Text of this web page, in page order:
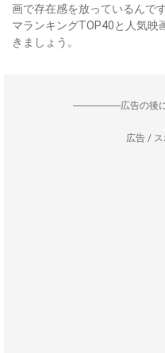
画で存在感を放っているんで
マランキングTOP40と人気映
きましょう。
--------------------広告の後
広告 /